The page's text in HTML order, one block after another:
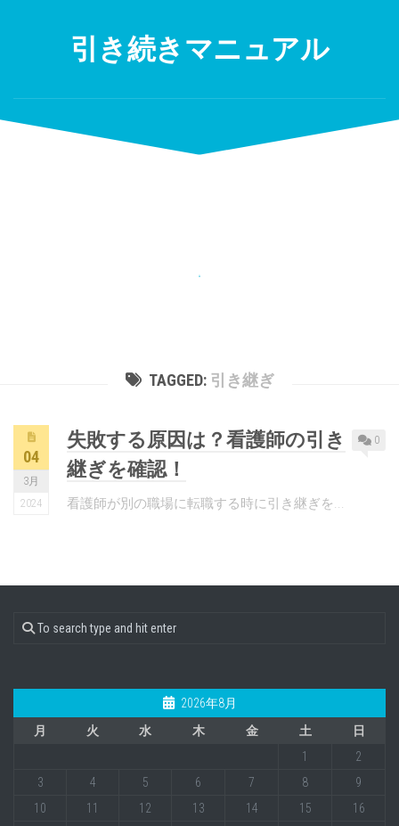
引き続きマニュアル
TAGGED: 引き継ぎ
04
3月
2024
0
失敗する原因は？看護師の引き
継ぎを確認！
看護師が別の職場に転職する時に引き継ぎを...
2026年8月
月
火 水 木 金 土
日
1
2
3
4 5 6 7 8
9
10
11 12 13 14 15
16